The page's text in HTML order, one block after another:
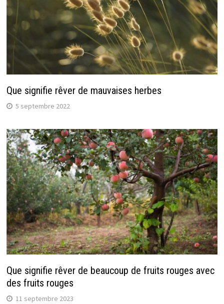
Que signifie rêver de mauvaises herbes
5 septembre 2022
Que signifie rêver de beaucoup de fruits rouges avec
des fruits rouges
11 septembre 2023